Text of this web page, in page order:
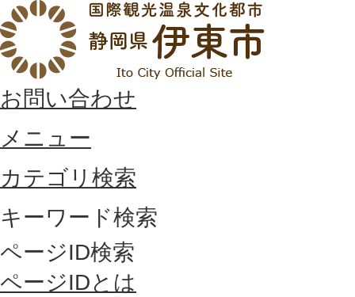
お問い合わせ
メニュー
カテゴリ検索
キーワード検索
ページID検索
ページIDとは